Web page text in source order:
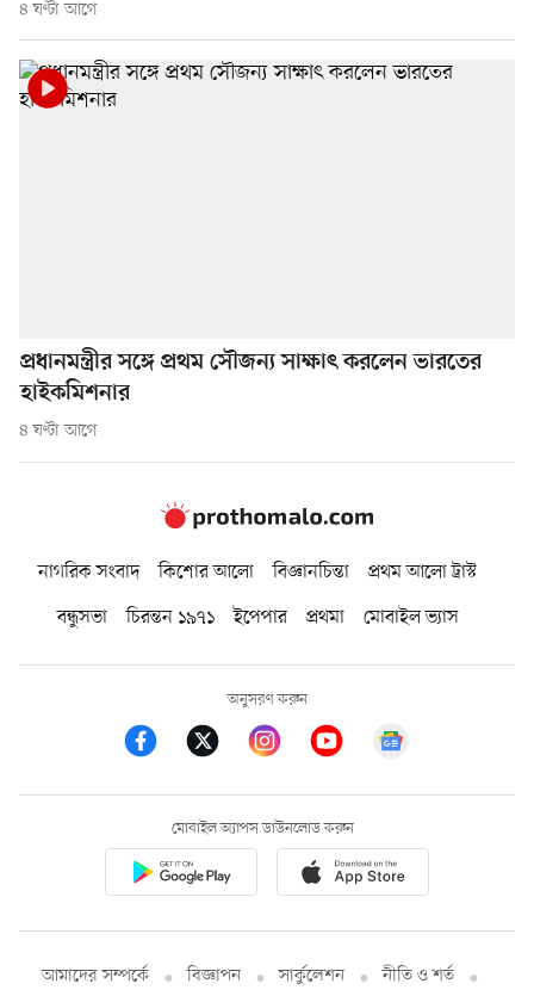
৪ ঘণ্টা আগে
প্রধানমন্ত্রীর সঙ্গে প্রথম সৌজন্য সাক্ষাৎ করলেন ভারতের
হাইকমিশনার
৪ ঘণ্টা আগে
নাগরিক সংবাদ কিশোর আলো বিজ্ঞানচিন্তা
প্রথম আলো ট্রাস্ট
বন্ধুসভা
চিরন্তন ১৯৭১ ইপেপার প্রথমা মোবাইল ভ্যাস
অনুসরণ করুন
মোবাইল অ্যাপস ডাউনলোড করুন
আমাদের সম্পর্কে বিজ্ঞাপন সার্কুলেশন নীতি ও শর্ত